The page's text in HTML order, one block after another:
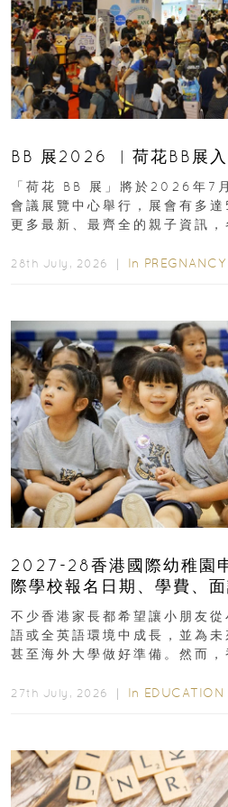
BB 展2026 ︳荷花BB展
「荷花 BB 展」將於2026年7
會議展覽中心舉行，展會有多
更多最新、最齊全的親子資訊
28th July, 2026 ｜ In PREGNANCY
2027-28香港國際幼稚園
際學校報名日期、學費、
不少香港家長都希望讓小朋友
語或全英語環境中成長，並為
甚至海外大學做好準備。然而
27th July, 2026 ｜ In EDUCATION